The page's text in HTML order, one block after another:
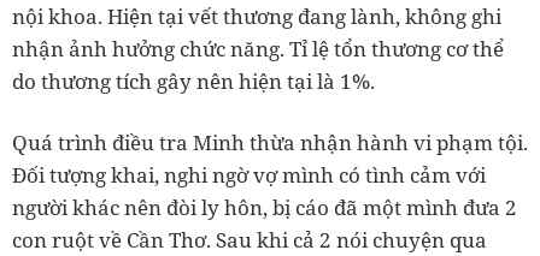
nội khoa. Hiện tại vết thương đang lành, không ghi
nhận ảnh hưởng chức năng. Tỉ lệ tổn thương cơ thể
do thương tích gây nên hiện tại là 1%.
Quá trình điều tra Minh thừa nhận hành vi phạm tội.
Đối tượng khai, nghi ngờ vợ mình có tình cảm với
người khác nên đòi ly hôn, bị cáo đã một mình đưa 2
con ruột về Cần Thơ. Sau khi cả 2 nói chuyện qua